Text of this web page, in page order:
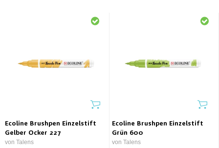
Ecoline Brushpen Einzelstift
Gelber Ocker 227
von Talens
Ecoline Brushpen Einzelstift
Grün 600
von Talens